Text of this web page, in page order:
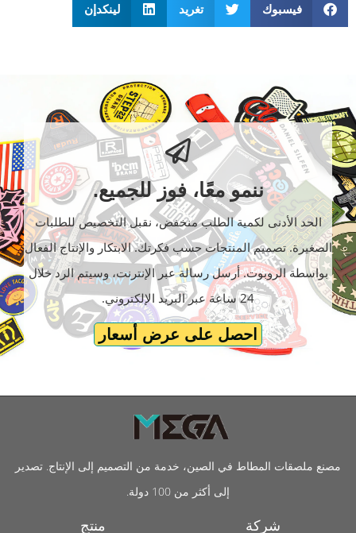
فيسبوك تغريد لينكدإن
ننمو معًا، فوز للجميع.
الحد الأدنى لكمية الطلب منخفض، نقبل التخصيص للطلبات
الصغيرة. تصميم المنتجات حسب فكرتك. الابتكار والإنتاج الفعال
بواسطة الروبوت. أرسل رسالة عبر الإنترنت، وسيتم الرد خلال
24 ساعة عبر البريد الإلكتروني.
احصل على عرض أسعار
مصنع ملصقات المطاط في الصين، خدمة من التصميم إلى الإنتاج. تصدير
إلى أكثر من 100 دولة.
شركة منتج